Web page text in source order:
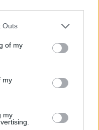
Outs
of my
my
my